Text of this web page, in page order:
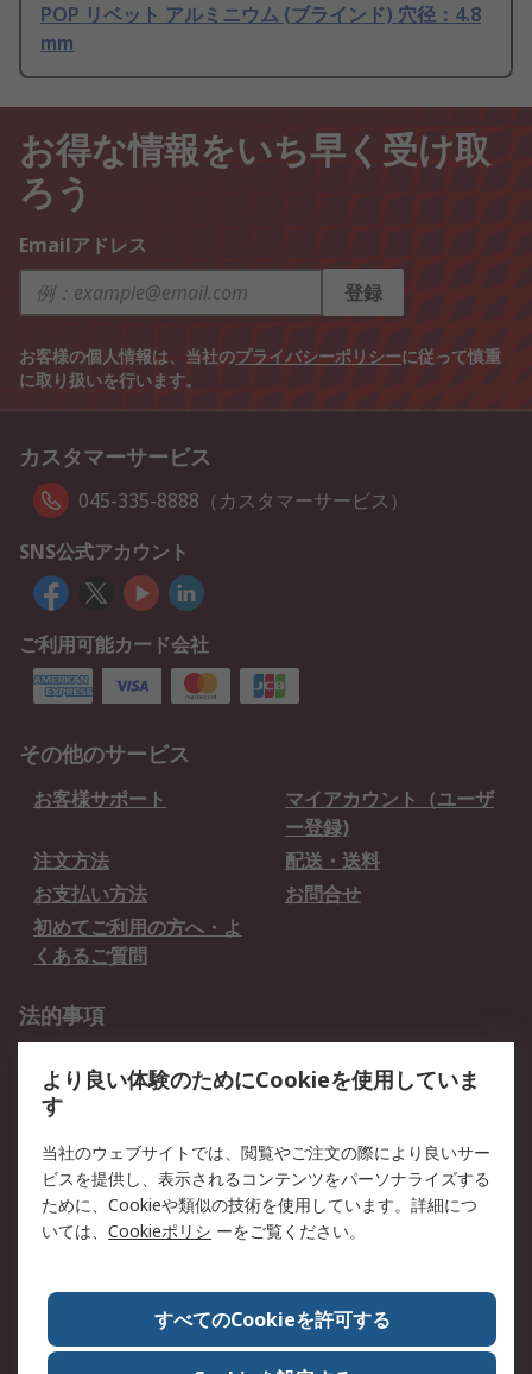
POP リベット アルミニウム (ブラインド) 穴径：4.8
mm
お得な情報をいち早く受け取
ろう
Emailアドレス
登録
お客様の個人情報は、当社のプライバシーポリシーに従って慎重
に取り扱いを行います。
カスタマーサービス
045-335-8888（カスタマーサービス）
SNS公式アカウント
ご利用可能カード会社
その他のサービス
お客様サポート
マイアカウント（ユーザ
ー登録)
注文方法
配送・送料
お支払い方法
お問合せ
初めてご利用の方へ・よ
くあるご質問
法的事項
クッキーポリシー
RSについて
会社概要
採用情報
プレスリリース＆お知ら
コーポレートサイト
全世界のRS
RSの歴史
ESGへの取り組み（英語）
認証について
より良い体験のためにCookieを使用していま
す
当社のウェブサイトでは、閲覧やご注文の際により良いサー
ビスを提供し、表示されるコンテンツをパーソナライズする
ために、Cookieや類似の技術を使用しています。詳細につ
いては、 Cookieポリシ ーをご覧ください。
すべてのCookieを許可する